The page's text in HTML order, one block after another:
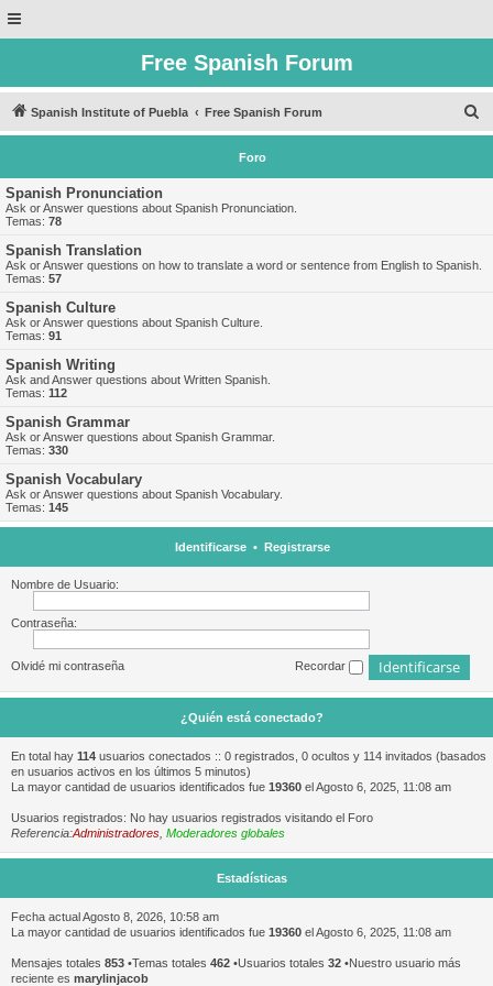
Free Spanish Forum
Spanish Institute of Puebla Free Spanish Forum
u
Foro
Spanish Pronunciation
Ask or Answer questions about Spanish Pronunciation.
Temas: 78
Spanish Translation
Ask or Answer questions on how to translate a word or sentence from English to Spanish.
Temas: 57
Spanish Culture
Ask or Answer questions about Spanish Culture.
Temas: 91
Spanish Writing
Ask and Answer questions about Written Spanish.
Temas: 112
Spanish Grammar
Ask or Answer questions about Spanish Grammar.
Temas: 330
Spanish Vocabulary
Ask or Answer questions about Spanish Vocabulary.
Temas: 145
Identificarse• Registrarse
Nombre de Usuario:
Contraseña:
Olvidé mi contraseña Recordar
¿Quién está conectado?
En total hay 114 usuarios conectados :: 0 registrados, 0 ocultos y 114 invitados (basados
en usuarios activos en los últimos 5 minutos)
La mayor cantidad de usuarios identificados fue 19360 el Agosto 6, 2025, 11:08 am
Usuarios registrados: No hay usuarios registrados visitando el Foro
Referencia:Administradores Moderadores globales
Estadísticas
Fecha actual Agosto 8, 2026, 10:58 am
La mayor cantidad de usuarios identificados fue 19360 el Agosto 6, 2025, 11:08 am
Mensajes totales 853 •Temas totales 462 •Usuarios totales 32 •Nuestro usuario más
reciente es marylinjacob